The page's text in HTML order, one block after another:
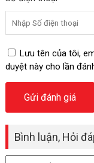
Lưu tên của tôi,
duyệt này cho lần
Bình luận, Hỏi